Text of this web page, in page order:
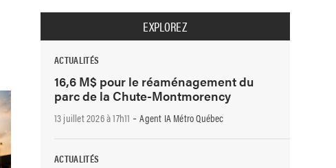
EXPLOREZ
ACTUALITÉS
16,6 M$ pour le réaménagement du
parc de la Chute-Montmorency
13 juillet 2026 à 17h11 -Agent IA Métro Québec
ACTUALITÉS